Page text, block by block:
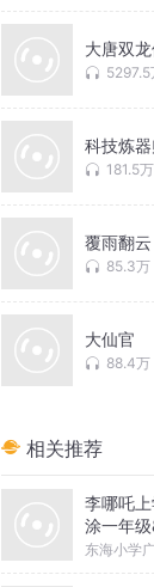
大唐双龙
5297.5
科技炼
181.5万
覆雨翻云
85.3万
大仙官
88.4万
相关推荐
李哪吒
涂一年
级
东海小学